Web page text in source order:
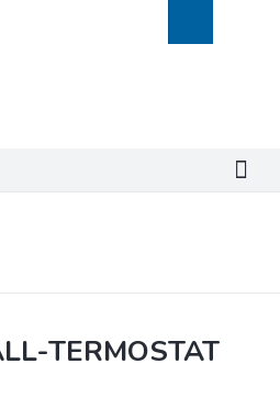
košík
TERMOSTAT